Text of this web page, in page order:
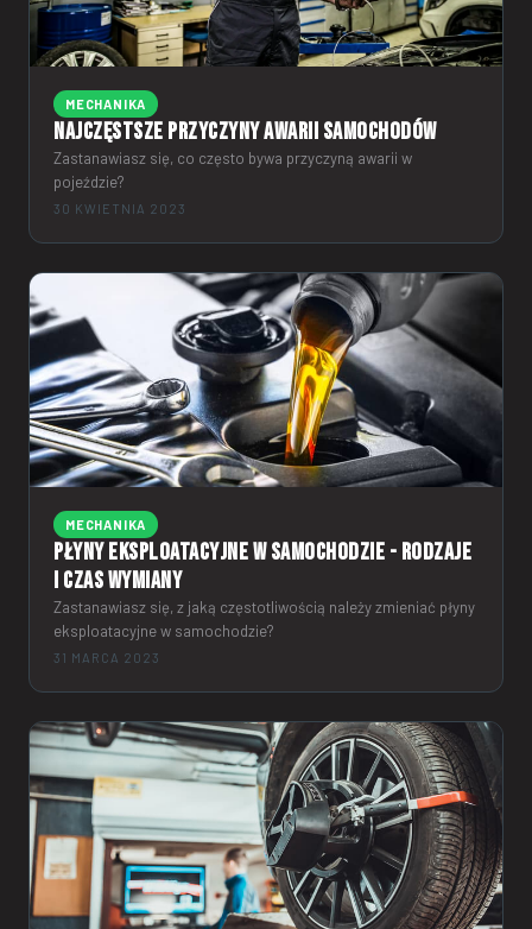
MECHANIKA
Najczęstsze przyczyny awarii samochodów
Zastanawiasz się, co często bywa przyczyną awarii w
pojeździe?
30 KWIETNIA 2023
MECHANIKA
Płyny eksploatacyjne w samochodzie - rodzaje
i czas wymiany
Zastanawiasz się, z jaką częstotliwością należy zmieniać płyny
eksploatacyjne w samochodzie?
31 MARCA 2023